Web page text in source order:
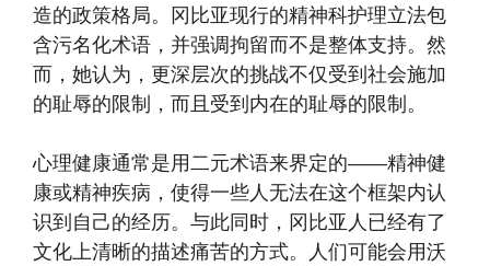
造的政策格局。冈比亚现行的精神科护理立法包
含污名化术语，并强调拘留而不是整体支持。然
而，她认为，更深层次的挑战不仅受到社会施加
的耻辱的限制，而且受到内在的耻辱的限制。
心理健康通常是用二元术语来界定的——精神健
康或精神疾病，使得一些人无法在这个框架内认
识到自己的经历。与此同时，冈比亚人已经有了
文化上清晰的描述痛苦的方式。人们可能会用沃